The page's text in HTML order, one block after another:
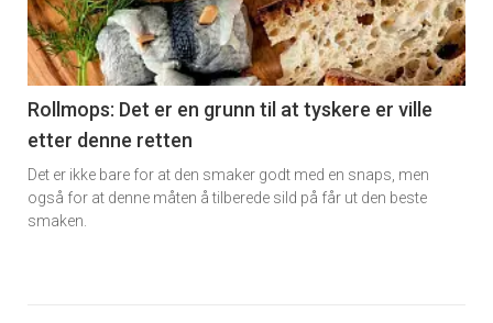
nå
-
6
Rollmops: Det er en grunn til at tyskere er ville
etter denne retten
Det er ikke bare for at den smaker godt med en snaps, men
også for at denne måten å tilberede sild på får ut den beste
smaken.